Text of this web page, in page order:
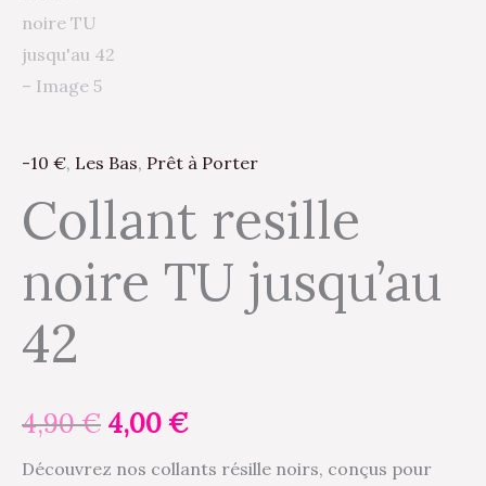
-10 €, Les Bas, Prêt à Porter
Collant resille
noire TU jusqu’au
42
4,90€ 4,00€
Découvrez nos collants résille noirs, conçus pour